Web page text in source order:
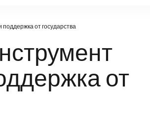
от государства
от